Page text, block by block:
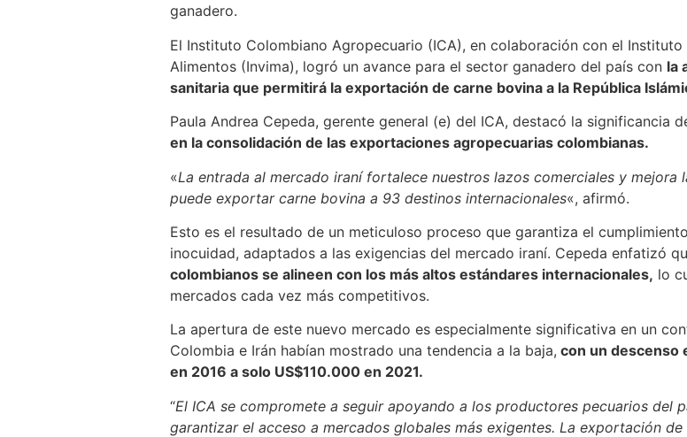
ganadero.
El Instituto Colombiano Agropecuario (ICA), en colaboración con el
Alimentos (Invima), logró un avance para el sector ganadero del país con la
sanitaria que permitirá la exportación de carne bovina a la República
Paula Andrea Cepeda, gerente general (e) del ICA, destacó la significancia
en la consolidación de las exportaciones agropecuarias colombianas.
«La entrada al mercado iraní fortalece nuestros lazos comerciales y
puede exportar carne bovina a 93 destinos internacionales«, afirmó.
Esto es el resultado de un meticuloso proceso que garantiza el
inocuidad, adaptados a las exigencias del mercado iraní. Cepeda enfatizó
colombianos se alineen con los más altos estándares internacionales, lo
mercados cada vez más competitivos.
La apertura de este nuevo mercado es especialmente significativa en un
Colombia e Irán habían mostrado una tendencia a la baja, con un descenso
en 2016 a solo US$110.000 en 2021.
“El ICA se compromete a seguir apoyando a los productores pecuarios del
garantizar el acceso a mercados globales más exigentes. La exportación